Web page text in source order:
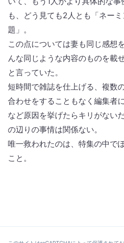
も、どう見ても2人とも「ネー
題」。
この点については妻も同じ感想
んな同じような内容のものを載
と言っていた。
短時間で雑誌を仕上げる、複数
合わせをすることもなく編集者
など原因を挙げたらキリがない
の辺りの事情は関係ない。
唯一救われたのは、特集の中で
こと。